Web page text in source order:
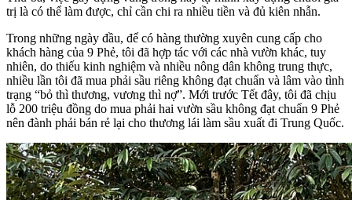
trị là có thể làm được, chỉ cần chi ra nhiều tiền và đủ kiên nhẫn.
Trong những ngày đầu, để có hàng thường xuyên cung cấp cho
khách hàng của 9 Phẻ, tôi đã hợp tác với các nhà vườn khác, tuy
nhiên, do thiếu kinh nghiệm và nhiều nông dân không trung thực,
nhiều lần tôi đã mua phải sầu riêng không đạt chuẩn và lâm vào tình
trạng “bỏ thì thương, vương thì nợ”. Mới trước Tết đây, tôi đã chịu
lỗ 200 triệu đồng do mua phải hai vườn sầu không đạt chuẩn 9 Phẻ
nên đành phải bán rẻ lại cho thương lái làm sầu xuất đi Trung Quốc.